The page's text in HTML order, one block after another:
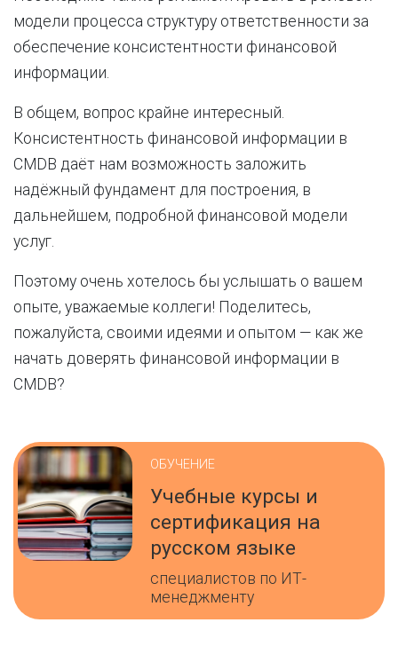
модели процесса структуру ответственности за
обеспечение консистентности финансовой
информации.
В общем, вопрос крайне интересный.
Консистентность финансовой информации в
CMDB даёт нам возможность заложить
надёжный фундамент для построения, в
дальнейшем, подробной финансовой модели
услуг.
Поэтому очень хотелось бы услышать о вашем
опыте, уважаемые коллеги! Поделитесь,
пожалуйста, своими идеями и опытом — как же
начать доверять финансовой информации в
CMDB?
ОБУЧЕНИЕ
Учебные курсы и
сертификация на
русском языке
специалистов по ИТ-
менеджменту